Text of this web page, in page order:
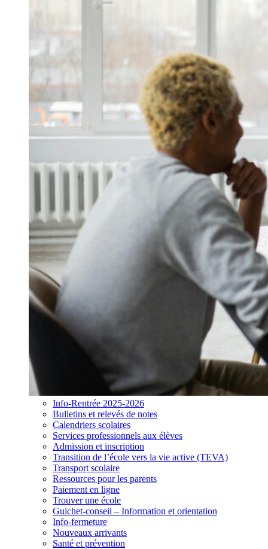
Info-Rentrée 2025-2026
Bulletins et relevés de notes
Calendriers scolaires
Services professionnels aux élèves
Admission et inscription
Transition de l’école vers la vie active (TEVA)
Transport scolaire
Ressources pour les parents
Paiement en ligne
Trouver une école
Guichet-conseil – Information et orientation
Info-fermeture
Nouveaux arrivants
Santé et prévention